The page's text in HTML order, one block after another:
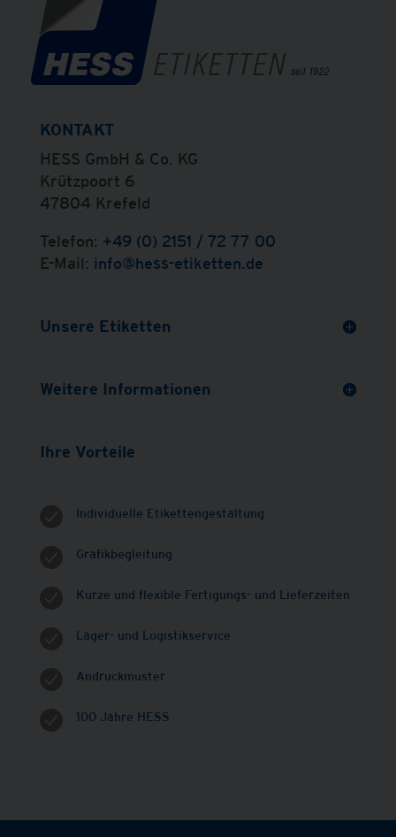
KONTAKT
HESS GmbH & Co. KG
Krützpoort 6
47804 Krefeld
Telefon: +49 (0) 2151 / 72 77 00
E-Mail: info@hess-etiketten.de
Unsere Etiketten
Weitere Informationen
Ihre Vorteile
Individuelle Etikettengestaltung
Grafikbegleitung
Kurze und flexible Fertigungs- und Lieferzeiten
Lager- und Logistikservice
Andruckmuster
100 Jahre HESS